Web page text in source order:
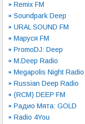
Remix FM
Soundpark Deep
URAL SOUND FM
Маруся FM
PromoDJ: Deep
M.Deep Radio
Megapolis Night Radio
Russian Deep Radio
(RCM) DEEP FM
Радио Мята: GOLD
Radio 4You